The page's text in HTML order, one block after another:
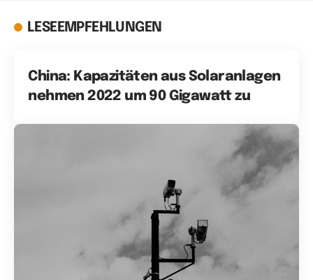
LESEEMPFEHLUNGEN
China: Kapazitäten aus Solaranlagen
nehmen 2022 um 90 Gigawatt zu